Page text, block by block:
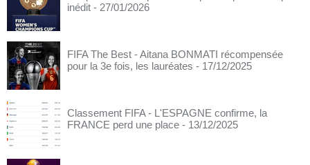
inédit - 27/01/2026
FIFA The Best - Aitana BONMATI récompensée
pour la 3e fois, les lauréates - 17/12/2025
Classement FIFA - L'ESPAGNE confirme, la
FRANCE perd une place - 13/12/2025